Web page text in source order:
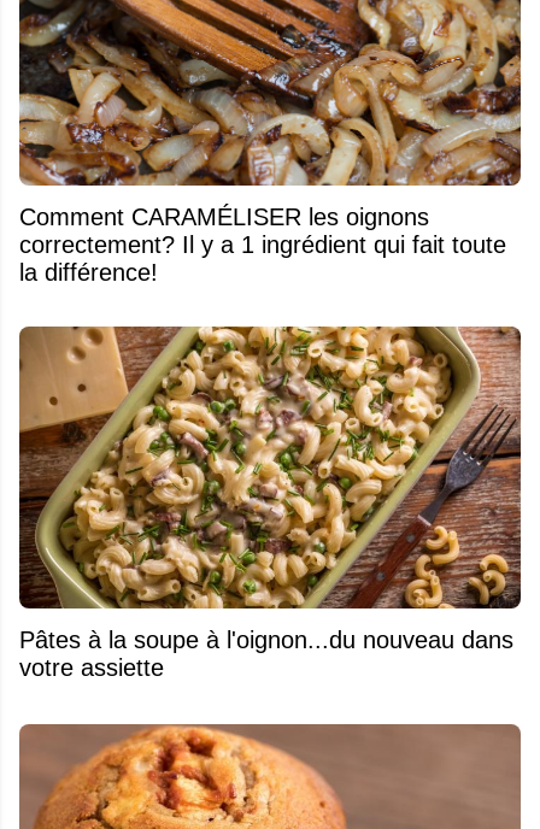
Comment CARAMÉLISER les oignons
correctement? Il y a 1 ingrédient qui fait toute
la différence!
Pâtes à la soupe à l'oignon...du nouveau dans
votre assiette